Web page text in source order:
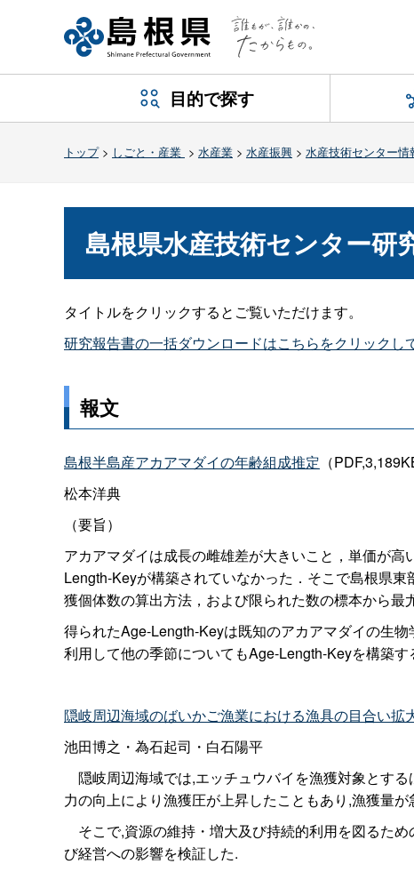
目的で探す
トップ> しごと・産業 > 水産業 > 水産振興 > 水産技術センター情
島根県水産技術センター研
タイトルをクリックするとご覧いただけます。
研究報告書の一括ダウンロードはこちらをクリックし
報文
島根半島産アカアマダイの年齢組成推定 （
松本洋典
（要旨）
アカアマダイは成長の雌雄差が大きいこと，単価が
Length-Keyが構築されていなかった．そこで島根県
獲個体数の算出方法，および限られた数の標本から
得られたAge-Length-Keyは既知のアカアマダイの生
利用して他の季節についてもAge-Length-Keyを構築す
隠岐周辺海域のばいかご漁業における漁具の目合い拡
池田博之・為石起司・白石陽平
隠岐周辺海域では,エッチュウバイを漁獲対象とす
力の向上により漁獲圧が上昇したこともあり,漁獲量
そこで,資源の維持・増大及び持続的利用を図るた
び経営への影響を検証した.